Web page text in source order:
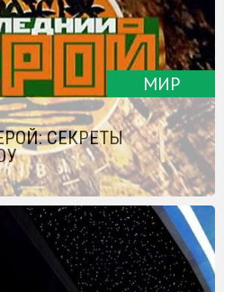
МИР
СЕКРЕТЫ